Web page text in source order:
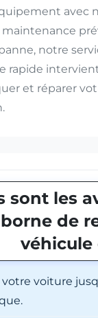
avec
notre
rapide
et réparer
sont les
de
véhicule
voiture